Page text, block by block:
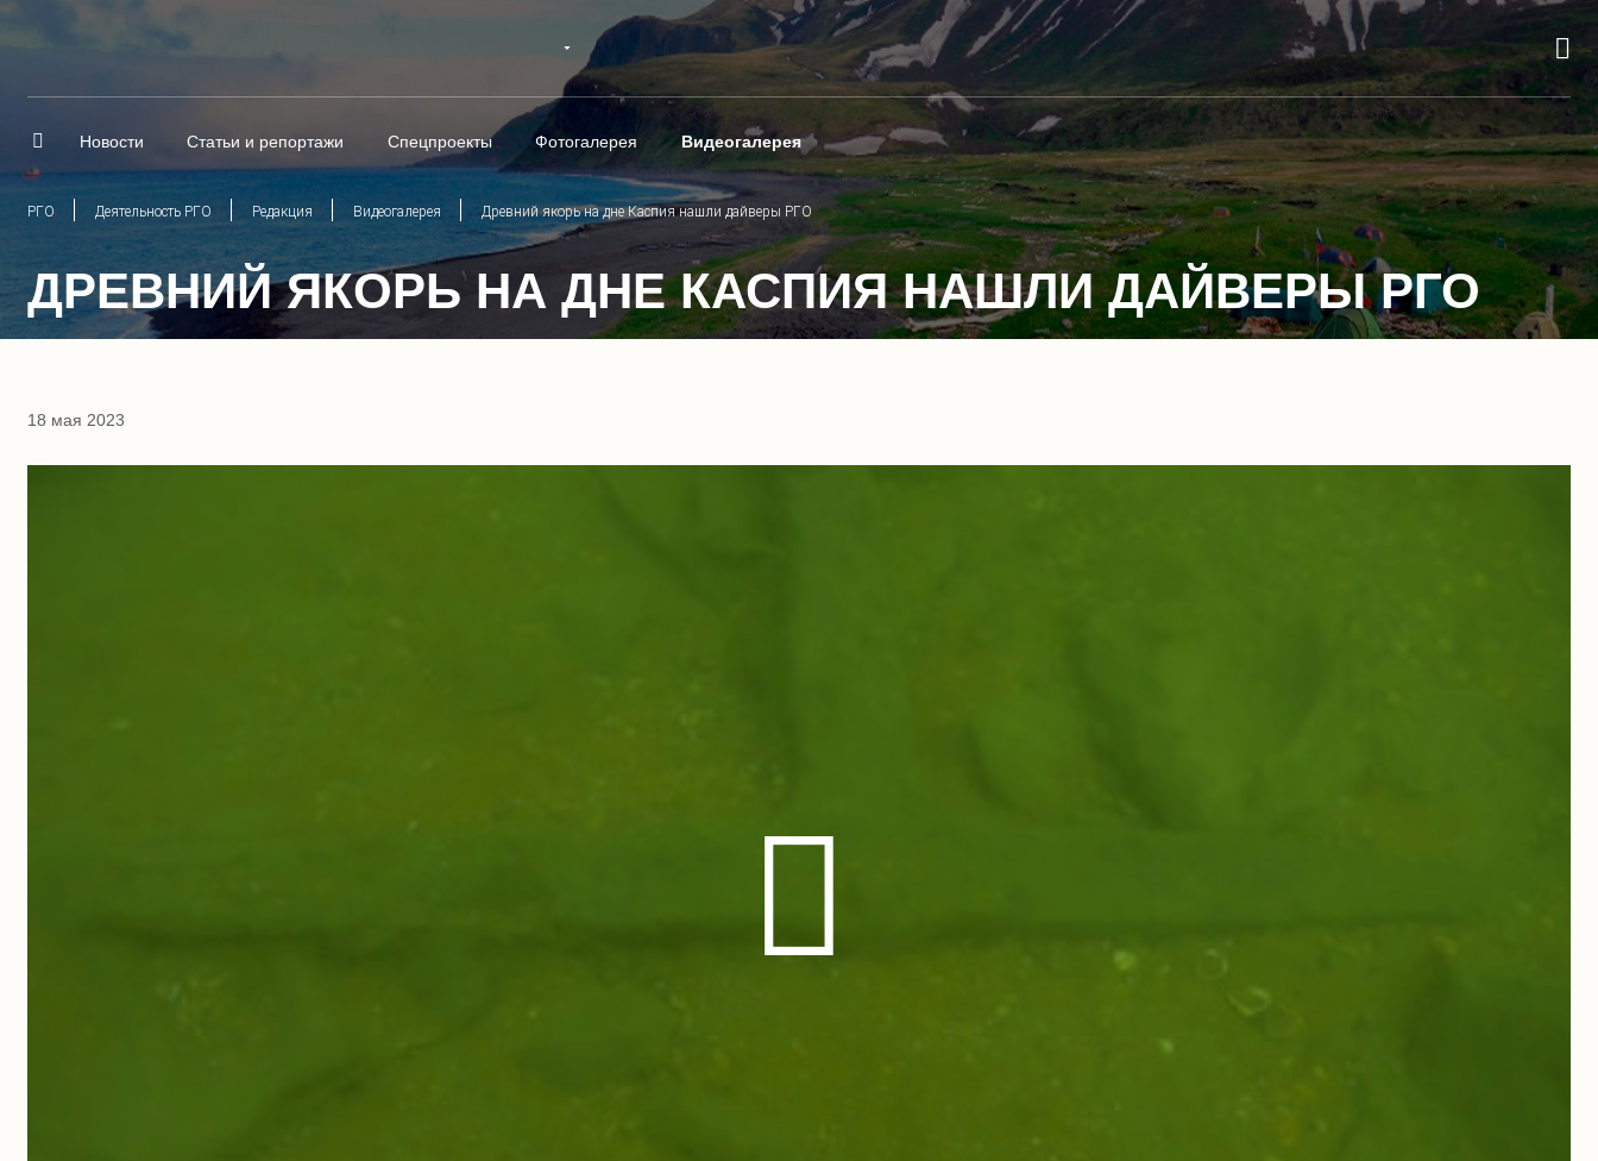
Новости Статьи и репортажи Спецпроекты Фотогалерея Видеогалерея
РГО Деятельность РГО Редакция Видеогалерея Древний якорь на дне Каспия нашли дайверы РГО
ДРЕВНИЙ ЯКОРЬ НА ДНЕ КАСПИЯ НАШЛИ ДАЙВЕРЫ РГО
18 мая 2023